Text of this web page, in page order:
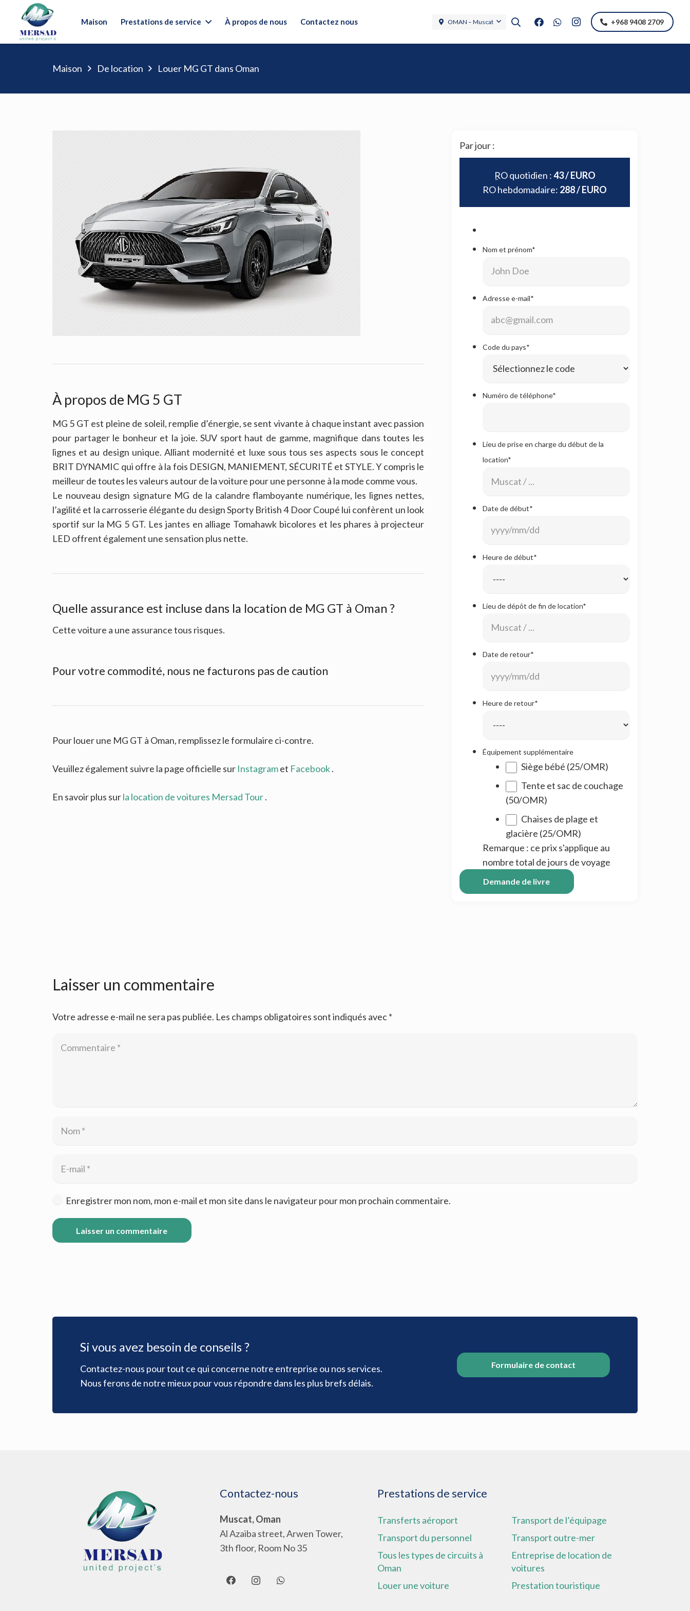
Maison Prestations de service À propos de nous Contactez nous OMAN – Muscat +968 9408 2709
Maison De location Louer MG GT dans Oman
À propos de MG 5 GT
MG 5 GT est pleine de soleil, remplie d’énergie, se sent vivante à chaque instant avec passion
pour partager le bonheur et la joie. SUV sport haut de gamme, magnifique dans toutes les
lignes et au design unique. Alliant modernité et luxe sous tous ses aspects sous le concept
BRIT DYNAMIC qui offre à la fois DESIGN, MANIEMENT, SÉCURITÉ et STYLE. Y compris le
meilleur de toutes les valeurs autour de la voiture pour une personne à la mode comme vous.
Le nouveau design signature MG de la calandre flamboyante numérique, les lignes nettes,
l’agilité et la carrosserie élégante du design Sporty British 4 Door Coupé lui confèrent un look
sportif sur la MG 5 GT. Les jantes en alliage Tomahawk bicolores et les phares à projecteur
LED offrent également une sensation plus nette.
Quelle assurance est incluse dans la location de MG GT à Oman ?
Cette voiture a une assurance tous risques.
Pour votre commodité, nous ne facturons pas de caution
Pour louer une MG GT à Oman, remplissez le formulaire ci-contre.
Veuillez également suivre la page officielle sur Instagramet Facebook.
En savoir plus surla location de voitures Mersad Tour.
Par jour :
ِRO quotidien :43 / EURO
RO hebdomadaire: 288 / EURO
Nom et prénom*
Adresse e-mail*
Code du pays*
Numéro de téléphone*
Lieu de prise en charge du début de la
location*
Date de début*
Heure de début*
Lieu de dépôt de fin de location*
Date de retour*
Heure de retour*
Équipement supplémentaire
Siège bébé (25/OMR)
Tente et sac de couchage
(50/OMR)
Chaises de plage et
glacière (25/OMR)
Remarque : ce prix s'applique au
nombre total de jours de voyage
Laisser un commentaire
Votre adresse e-mail ne sera pas publiée. Les champs obligatoires sont indiqués avec*
Enregistrer mon nom, mon e-mail et mon site dans le navigateur pour mon prochain commentaire.
Laisser un commentaire
Si vous avez besoin de conseils ?
Contactez-nous pour tout ce qui concerne notre entreprise ou nos services.
Nous ferons de notre mieux pour vous répondre dans les plus brefs délais.
Formulaire de contact
Contactez-nous
Muscat, Oman
Al Azaiba street, Arwen Tower,
3th floor, Room No 35
Prestations de service
Transferts aéroport
Transport du personnel
Tous les types de circuits à
Oman
Louer une voiture
Transport de l’équipage
Transport outre-mer
Entreprise de location de
voitures
Prestation touristique